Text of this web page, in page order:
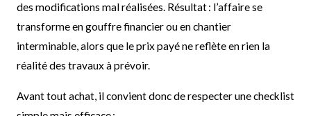
des modifications mal réalisées. Résultat : l’affaire se
transforme en gouffre financier ou en chantier
interminable, alors que le prix payé ne reflète en rien la
réalité des travaux à prévoir.
Avant tout achat, il convient donc de respecter une checklist